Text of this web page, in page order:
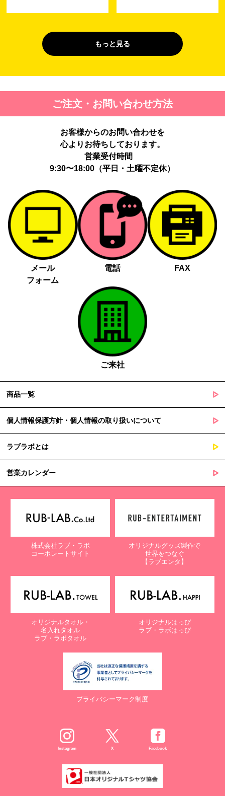
受託業務
（間接取得）
契約した小売店より委託された先への納
４. 個人情報を第三者に提供することが予定される場合の事項
第三者に提供する目的：パーソナライズ広告配信および効果測定・
最適化のため。
提供する個人情報の項目：Cookie 等の識別子、広告 ID、閲覧・行
動履歴、IP、ブラウザ・端末情報、（同意時）メールアドレス等の
提供の手段又は方法：当社ウェブサイトのタグ・SDK・API 等に
よる安全な電送、又は管理コンソールからの連携。
提供先：広告配信事業者（例：Google LLC等）。
個人情報の取り扱いに関する契約：提供先と個人情報取扱い契約
す。
お客様の個人情報は、以下掲げる場合以外に、事前にご本人の同意
無く第三者に提供することはありません。
法令に基づく場合
人の生命、身体又は財産の保護にために必要がある場合であっ
て、本人の同意を得る事が困難であるとき
公衆衛生の向上又は児童の健全な育成の推進のために特に必要
がある場合であって、本人の同意を得る事が困難であるとき
国の機関若しくは地方公共団体又はその委託を受けた者が法令
の定める事務を遂行することに対して協力する必要がある場合
であって、本人の同意を得ることによって当該事務の遂行に支
障を及ぼすおそれがあるとき
当社は個人情報の取扱業務の全部または一部を外部に業務委託する
その際、弊社は、個人情報を適切に保護できる管理体制を敷き実行
していることを条件として委託先を厳選したうえで、機密保持契約
を委託先と締結し、お客様の個人情報を厳密に管理させます。
６. 個人情報（保有個人データを含む）の利用目的通知、開示・訂
正等、利用停止等の請求
情報の利用目的の通知、開示、訂正・追加・削除、利用停止・消去
たします。これらの請求は、次の窓口にて受け付けております。
〒761-0323 香川県高松市亀田町90-1
株式会社ラブ・ラボ
電子メール：info@rub-lab.com
【認定個人情報保護団体の名称及び、苦情の解決の申出先】
一般財団法人日本情報経済社会推進協会
認定個人情報保護団体事務局
〒106-0032 東京都港区六本木一丁目9番9号 六本木ファースト
７. 個人情報の提供の任意性と提供されない場合に起こりうる影響
８. Cookie（クッキー）等の利用について
当社のウェブサイトでは、お客様に適したサービスや情報、広告等
を提供する目的のため、Cookie（クッキー）及びそれに類する技
術を利用することがあります。
もっと見る
ご注文・お問い合わせ方法
お客様からのお問い合わせを
心よりお待ちしております。
営業受付時間
9:30〜18:00（平日・土曜不定休）
メール
フォーム
電話 FAX
ご来社
商品一覧
個人情報保護方針・個人情報の取り扱いについて
ラブラボとは
営業カレンダー
株式会社ラブ・ラボ
コーポレートサイト
オリジナルグッズ製作で
世界をつなぐ
【ラブエンタ】
オリジナルタオル・
名入れタオル
ラブ・ラボタオル
オリジナルはっぴ
ラブ・ラボはっぴ
プライバシーマーク制度
Instagram X Facebook